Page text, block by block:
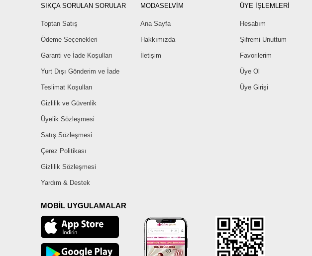
SIKÇA SORULAN SORULAR
Toptan Satış
Ödeme Seçenekleri
Garanti ve İade Koşulları
Yurt Dışı Gönderim ve İade
Teslimat Koşulları
Gizlilik ve Güvenlik
Üyelik Sözleşmesi
Satış Sözleşmesi
Çerez Politikası
Gizlilik Sözleşmesi
Yardım & Destek
MODASELVİM
Ana Sayfa
Hakkımızda
İletişim
ÜYE İŞLEMLERİ
Hesabım
Şifremi Unuttum
Favorilerim
Üye Ol
Üye Girişi
MOBİL UYGULAMALAR